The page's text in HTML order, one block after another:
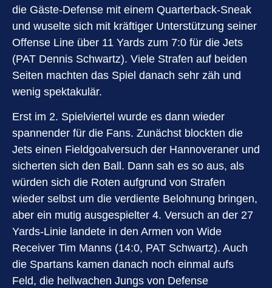
die Gäste-Defense mit einem Quarterback-Sneak
und wuselte sich mit kräftiger Unterstützung seiner
Offense Line über 11 Yards zum 7:0 für die Jets
(PAT Dennis Schwartz). Viele Strafen auf beiden
Seiten machten das Spiel danach sehr zäh und
wenig spektakulär.
Erst im 2. Spielviertel wurde es dann wieder
spannender für die Fans. Zunächst blockten die
Jets einen Fieldgoalversuch der Hannoveraner und
sicherten sich den Ball. Dann sah es so aus, als
würden sich die Roten aufgrund von Strafen
wieder selbst um die verdiente Belohnung bringen,
aber ein mutig ausgespielter 4. Versuch an der 27
Yards-Linie landete in den Armen von Wide
Receiver Tim Manns (14:0, PAT Schwartz). Auch
die Spartans kamen danach noch einmal aufs
Feld, die hellwachen Jungs von Defense